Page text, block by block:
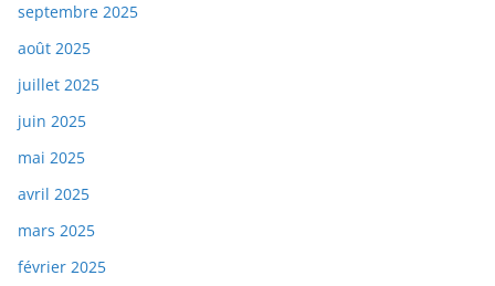
septembre 2025
août 2025
juillet 2025
juin 2025
mai 2025
avril 2025
mars 2025
février 2025